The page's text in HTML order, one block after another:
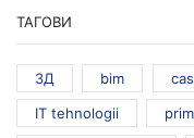
ТАГОВИ
3Д bim
IT tehnologii